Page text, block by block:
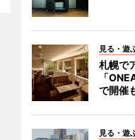
見る・遊
札幌で
「
で開催
見る・遊